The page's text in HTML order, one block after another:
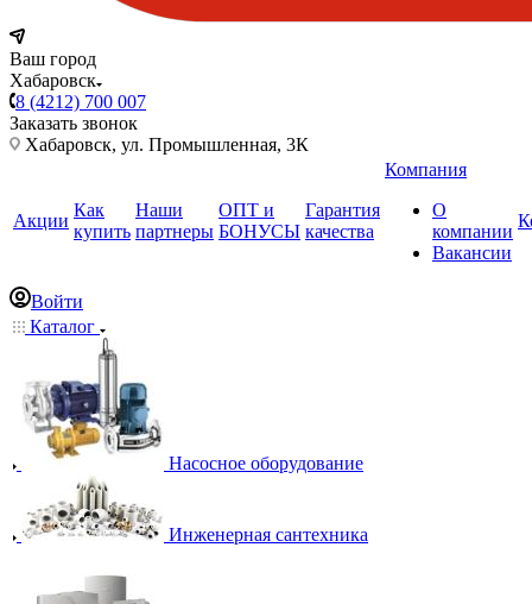
Ваш город
Хабаровск
8 (4212) 700 007
Заказать звонок
Хабаровск, ул. Промышленная, 3К
Акции
Как
купить
Наши
партнеры
ОПТ и
БОНУСЫ
Гарантия
качества
Компания
О
компании
Вакансии
Войти
Каталог
Насосное оборудование
Инженерная сантехника